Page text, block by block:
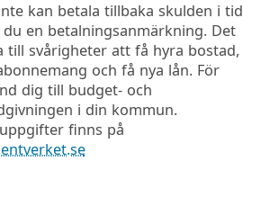
kan betala tillbaka skulden i tid
en betalningsanmärkning. Det
till svårigheter att få hyra bostad,
och få nya lån. För
dig till budget- och
i din kommun.
finns på